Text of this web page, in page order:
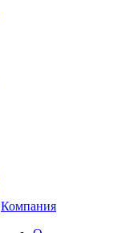
Компания